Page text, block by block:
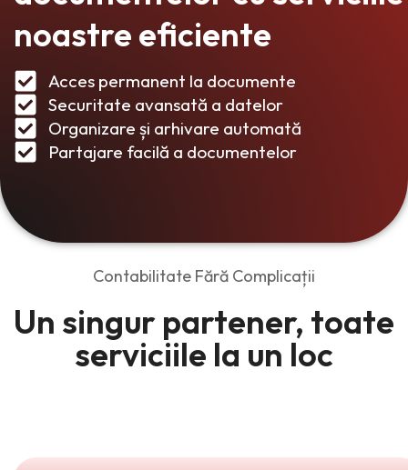
noastre eficiente
Acces permanent la documente
Securitate avansată a datelor
Organizare și arhivare automată
Partajare facilă a documentelor
Contabilitate Fără Complicații
Un singur partener, toate
serviciile la un loc